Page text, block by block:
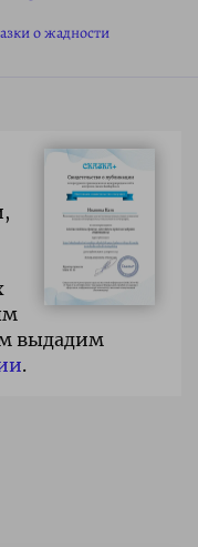
о жадности
выдадим
.